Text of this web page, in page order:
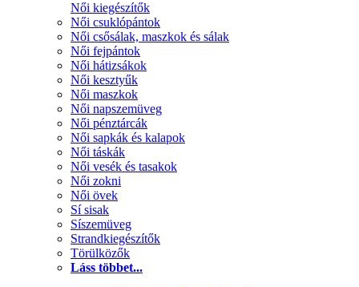
Női kiegészítők
Női csuklópántok
Női csősálak, maszkok és sálak
Női fejpántok
Női hátizsákok
Női kesztyűk
Női maszkok
Női napszemüveg
Női pénztárcák
Női sapkák és kalapok
Női táskák
Női vesék és tasakok
Női zokni
Női övek
Sí sisak
Síszemüveg
Strandkiegészítők
Törülközők
Láss többet...